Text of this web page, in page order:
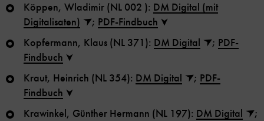
Köppen, Wladimir (NL 002 ): DM Digital (mit
Digitalisaten)
; PDF-Findbuch
Kopfermann, Klaus (NL 371): DM Digital ; PDF-
Findbuch
Kraut, Heinrich (NL 354): DM Digital ; PDF-
Findbuch
Krawinkel, Günther Hermann (NL 197): DM Digital
;